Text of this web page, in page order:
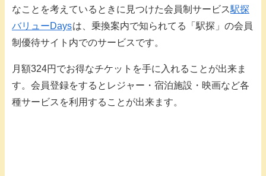
なことを考えているときに見つけた会員制サービス駅探
バリューDaysは、乗換案内で知られてる「駅探」の会員
制優待サイト内でのサービスです。
月額324円でお得なチケットを手に入れることが出来ま
す。会員登録をするとレジャー・宿泊施設・映画など各
種サービスを利用することが出来ます。